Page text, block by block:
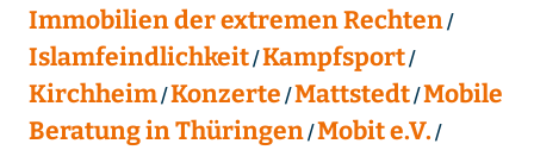
Immobilien der extremen Rechten
Islamfeindlichkeit Kampfsport
Kirchheim Konzerte Mattstedt Mobile
Beratung in Thüringen Mobit e.V.